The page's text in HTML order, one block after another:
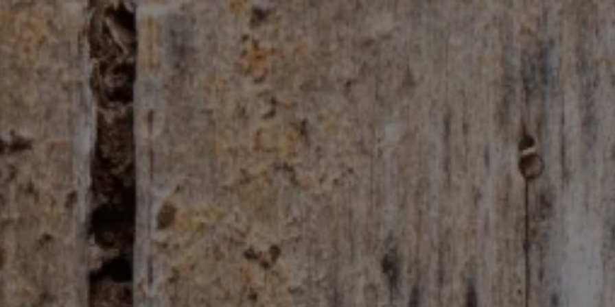
Panneau de gestion des cookies